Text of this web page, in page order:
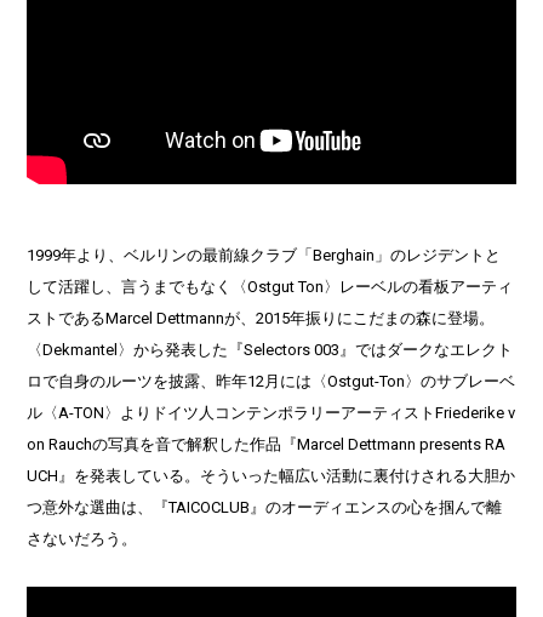
1999年より、ベルリンの最前線クラブ「Berghain」のレジデントと
して活躍し、言うまでもなく〈Ostgut Ton〉レーベルの看板アーティ
ストであるMarcel Dettmannが、2015年振りにこだまの森に登場。
〈Dekmantel〉から発表した『Selectors 003』ではダークなエレクト
ロで自身のルーツを披露、昨年12月には〈Ostgut-Ton〉のサブレーベ
ル〈A-TON〉よりドイツ人コンテンポラリーアーティストFriederike v
on Rauchの写真を音で解釈した作品『Marcel Dettmann presents RA
UCH』を発表している。そういった幅広い活動に裏付けされる大胆か
つ意外な選曲は、『TAICOCLUB』のオーディエンスの心を掴んで離
さないだろう。